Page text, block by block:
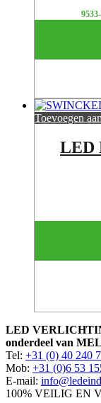
Toevoegen
LED
LED
onderdeel van
Tel: +31 (0) 40 240
Mob: +31 (0)6 53
E-mail:
100% VEILIG EN